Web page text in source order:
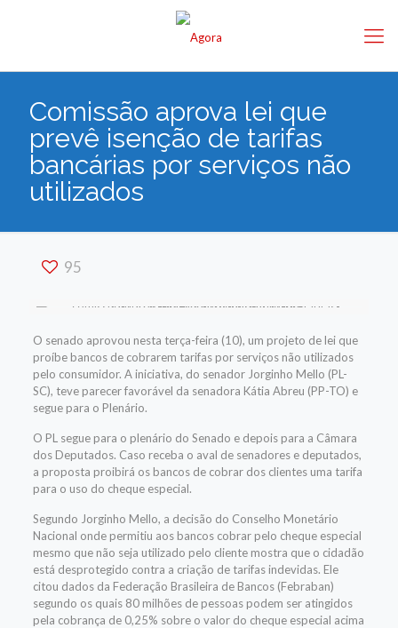
Comissão aprova lei que
prevê isenção de tarifas
bancárias por serviços não
utilizados
95
O senado aprovou nesta terça-feira (10), um projeto de lei que
proíbe bancos de cobrarem tarifas por serviços não utilizados
pelo consumidor. A iniciativa, do senador Jorginho Mello (PL-
SC), teve parecer favorável da senadora Kátia Abreu (PP-TO) e
segue para o Plenário.
O PL segue para o plenário do Senado e depois para a Câmara
dos Deputados. Caso receba o aval de senadores e deputados,
a proposta proibirá os bancos de cobrar dos clientes uma tarifa
para o uso do cheque especial.
Segundo Jorginho Mello, a decisão do Conselho Monetário
Nacional onde permitiu aos bancos cobrar pelo cheque especial
mesmo que não seja utilizado pelo cliente mostra que o cidadão
está desprotegido contra a criação de tarifas indevidas. Ele
citou dados da Federação Brasileira de Bancos (Febraban)
segundo os quais 80 milhões de pessoas podem ser atingidos
pela cobrança de 0,25% sobre o valor do cheque especial acima